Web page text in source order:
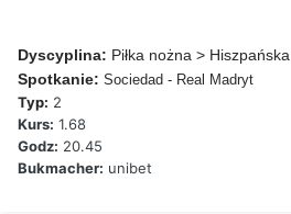
Dyscyplina: Piłka nożna > Hiszpańska
Spotkanie: Sociedad - Real Madryt
Typ: 2
Kurs: 1.68
Godz: 20.45
Bukmacher: unibet